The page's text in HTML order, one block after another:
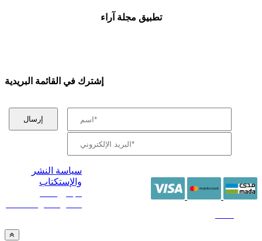
تطبيق مجلة آراء
إشترك في القائمة البريدية
سياسة النشر
والإستكتاب